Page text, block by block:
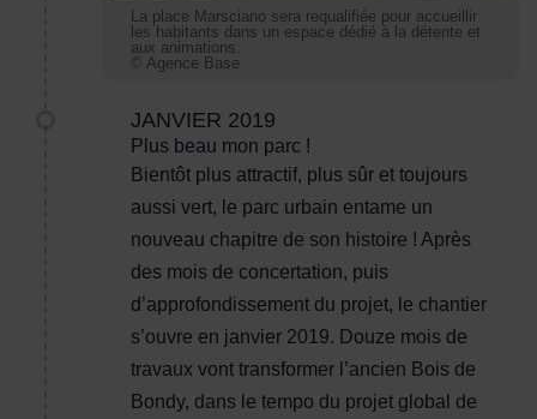
La place Marsciano sera requalifiée pour accueillir
les habitants dans un espace dédié à la détente et
aux animations.
© Agence Base
JANVIER 2019
Plus beau mon parc !
Bientôt plus attractif, plus sûr et toujours
aussi vert, le parc urbain entame un
nouveau chapitre de son histoire ! Après
des mois de concertation, puis
d’approfondissement du projet, le chantier
s’ouvre en janvier 2019. Douze mois de
travaux vont transformer l’ancien Bois de
Bondy, dans le tempo du projet global de